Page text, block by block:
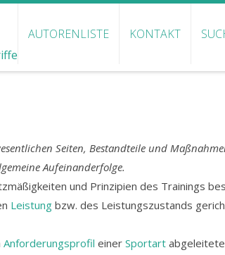
AUTORENLISTE KONTAKT
Seiten, Bestandteile und
Aufeinanderfolge.
und Prinzipien des Trainings
Leistung bzw. des Leistungszustands
Anforderungsprofil einer Sportart